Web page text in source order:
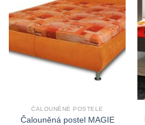
ČALOUNĚNÉ POSTELE
Čalouněná postel MAGIE